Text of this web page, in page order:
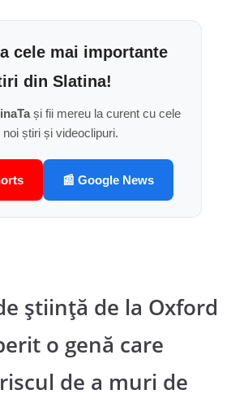
cele mai importante
din Slatina!
și fii mereu la curent cu cele
noi știri și videoclipuri.
📰 Google News
știință de la Oxford
o genă care
de a muri de